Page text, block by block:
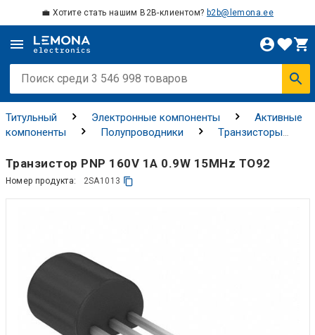
💼 Хотите стать нашим B2B-клиентом? b2b@lemona.ee
Титульный Электронные компоненты
Активные
компоненты
Полупроводники
Tранзисторы
Транзистор PNP 160V 1A 0.9W 15MHz TO92
Номер продукта: 2SA1013